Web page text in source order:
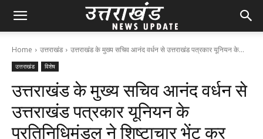
Home उत्तराखंड उत्तराखंड के मुख्य सचिव आनंद वर्धन से उत्तराखंड पत्रकार यूनियन के...
उत्तराखंड विशेष
उत्तराखंड के मुख्य सचिव आनंद वर्धन से
उत्तराखंड पत्रकार यूनियन के
प्रतिनिधिमंडल ने शिष्टाचार भेंट कर